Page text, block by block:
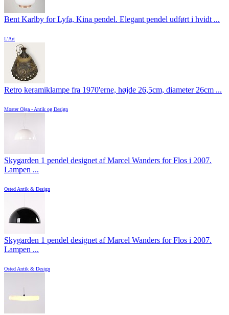
Bent Karlby for Lyfa, Kina pendel. Elegant pendel udført i hvidt ...
L'Art
Retro keramiklampe fra 1970'erne, højde 26,5cm, diameter 26cm ...
Moster Olga - Antik og Design
Skygarden 1 pendel designet af Marcel Wanders for Flos i 2007.
Lampen ...
Osted Antik & Design
Skygarden 1 pendel designet af Marcel Wanders for Flos i 2007.
Lampen ...
Osted Antik & Design